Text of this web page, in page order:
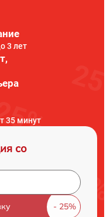
3 лет
35 минут
со